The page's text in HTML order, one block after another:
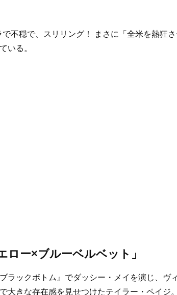
不穏で、スリリング！ まさに「全米を熱狂さ
いる。
ロー×ブルーベルベット」
ラックボトム』でダッシー・メイを演じ、ヴ
大きな存在感を見せつけたテイラー・ペイジ。